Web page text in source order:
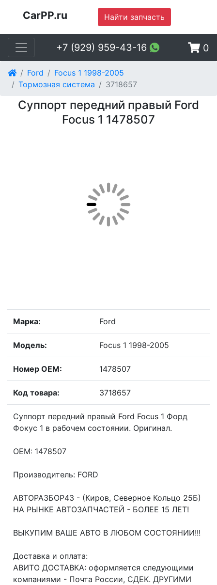
CarPP.ru Найти запчасть
+7 (929) 959-43-16 0
Ford
Focus 1 1998-2005
Тормозная система
3718657
Суппорт передний правый Ford
Focus 1 1478507
Марка: Ford
Модель: Focus 1 1998-2005
Номер OEM: 1478507
Код товара: 3718657
Суппорт передний правый Ford Focus 1 Форд
Фокус 1 в рабочем состоянии. Оригинал.
OEM: 1478507
Производитель: FORD
АВТОРАЗБОР43 - (Киров, Северное Кольцо 25Б)
НА РЫНКЕ АВТОЗАПЧАСТЕЙ - БОЛЕЕ 15 ЛЕТ!
ВЫКУПИМ ВАШЕ АВТО В ЛЮБОМ СОСТОЯНИИ!!!
Доcтавка и oплата:
АВИТО ДОСТАВКА: оформляется следующими
компаниями - Почта России, СДЕК. ДРУГИМИ